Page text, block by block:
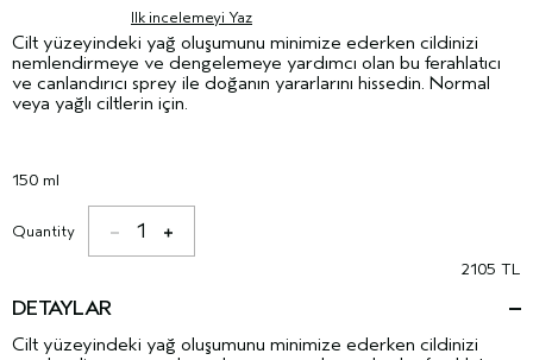
Ilk incelemeyi Yaz
Cilt yüzeyindeki yağ oluşumunu minimize ederken cildinizi
nemlendirmeye ve dengelemeye yardımcı olan bu ferahlatıcı
ve canlandırıcı sprey ile doğanın yararlarını hissedin. Normal
veya yağlı ciltlerin için.
150 ml
Quantity 1
2105 TL
DETAYLAR
Cilt yüzeyindeki yağ oluşumunu minimize ederken cildinizi